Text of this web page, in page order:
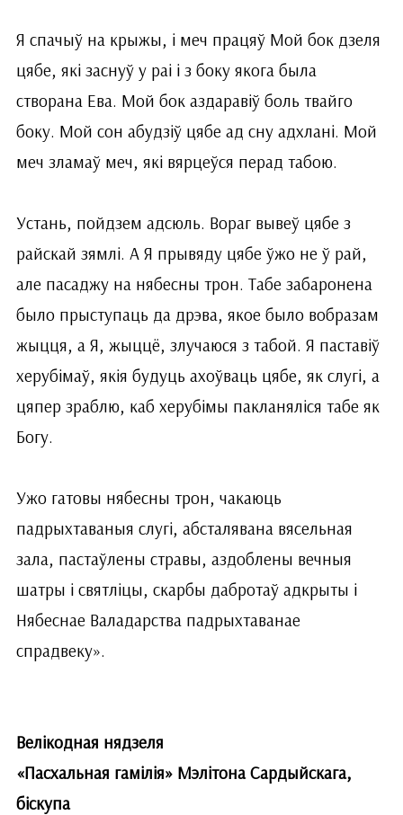
Я спачыў на крыжы, і меч працяў Мой бок дзеля
цябе, які заснуў у раі і з боку якога была
створана Ева. Мой бок аздаравіў боль твайго
боку. Мой сон абудзіў цябе ад сну адхлані. Мой
меч зламаў меч, які вярцеўся перад табою.
Устань, пойдзем адсюль. Вораг вывеў цябе з
райскай зямлі. А Я прывяду цябе ўжо не ў рай,
але пасаджу на нябесны трон. Табе забаронена
было прыступаць да дрэва, якое было вобразам
жыцця, а Я, жыццё, злучаюся з табой. Я паставіў
херубімаў, якія будуць ахоўваць цябе, як слугі, а
цяпер зраблю, каб херубімы пакланяліся табе як
Богу.
Ужо гатовы нябесны трон, чакаюць
падрыхтаваныя слугі, абсталявана вясельная
зала, пастаўлены стравы, аздоблены вечныя
шатры і святліцы, скарбы дабротаў адкрыты і
Нябеснае Валадарства падрыхтаванае
спрадвеку».
Велікодная нядзеля
«Пасхальная гамілія» Мэлітона Сардыйскага,
біскупа